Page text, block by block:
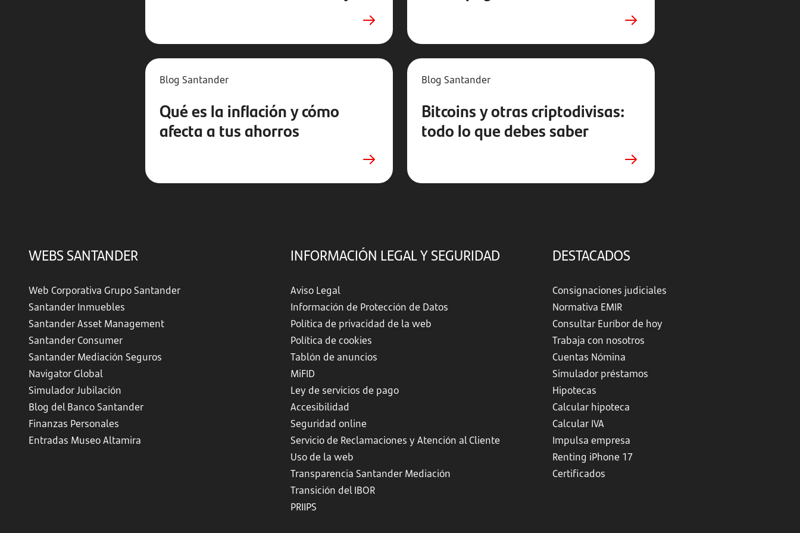
Blog Santander
Qué es la inflación y cómo
afecta a tus ahorros
Blog Santander
Bitcoins y otras criptodivisas:
todo lo que debes saber
WEBS SANTANDER
Web Corporativa Grupo Santander
Santander Inmuebles
Santander Asset Management
Santander Consumer
Santander Mediación Seguros
Navigator Global
Simulador Jubilación
Blog del Banco Santander
Finanzas Personales
Entradas Museo Altamira
INFORMACIÓN LEGAL Y SEGURIDAD
Aviso Legal
Información de Protección de Datos
Política de privacidad de la web
Política de cookies
Tablón de anuncios
MiFID
Ley de servicios de pago
Accesibilidad
Seguridad online
Servicio de Reclamaciones y Atención al Cliente
Uso de la web
Transparencia Santander Mediación
Transición del IBOR
PRIIPS
DESTACADOS
Consignaciones judiciales
Normativa EMIR
Consultar Euríbor de hoy
Trabaja con nosotros
Cuentas Nómina
Simulador préstamos
Hipotecas
Calcular hipoteca
Calcular IVA
Impulsa empresa
Renting iPhone 17
Certificados